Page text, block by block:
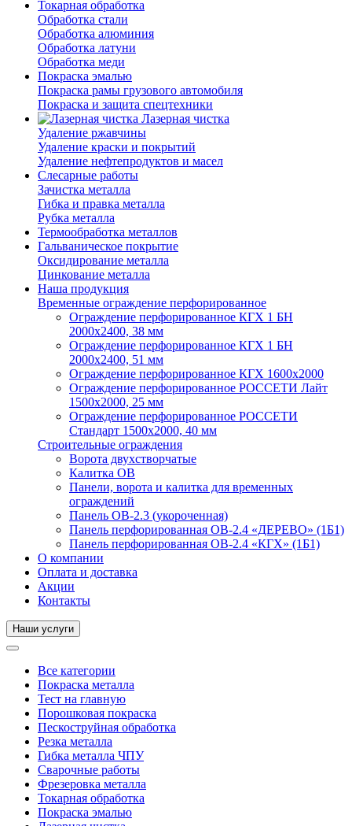
Токарная обработка
Обработка стали
Обработка алюминия
Обработка латуни
Обработка меди
Покраска эмалью
Покраска рамы грузового автомобиля
Покраска и защита спецтехники
Лазерная чистка
Удаление ржавчины
Удаление краски и покрытий
Удаление нефтепродуктов и масел
Слесарные работы
Зачистка металла
Гибка и правка металла
Рубка металла
Термообработка металлов
Гальваническое покрытие
Оксидирование металла
Цинкование металла
Наша продукция
Временные ограждение перфорированное
Ограждение перфорированное КГХ 1 БН
2000х2400, 38 мм
Ограждение перфорированное КГХ 1 БН
2000х2400, 51 мм
Ограждение перфорированное КГХ 1600х2000
Ограждение перфорированное РОССЕТИ Лайт
1500х2000, 25 мм
Ограждение перфорированное РОССЕТИ
Стандарт 1500х2000, 40 мм
Строительные ограждения
Ворота двухстворчатые
Калитка ОВ
Панели, ворота и калитка для временных
ограждений
Панель ОВ-2.3 (укороченная)
Панель перфорированная ОВ-2.4 «ДЕРЕВО» (1Б1)
Панель перфорированная ОВ-2.4 «КГХ» (1Б1)
О компании
Оплата и доставка
Акции
Контакты
Наши услуги
Все категории
Покраска металла
Тест на главную
Порошковая покраска
Пескоструйная обработка
Резка металла
Гибка металла ЧПУ
Сварочные работы
Фрезеровка металла
Токарная обработка
Покраска эмалью